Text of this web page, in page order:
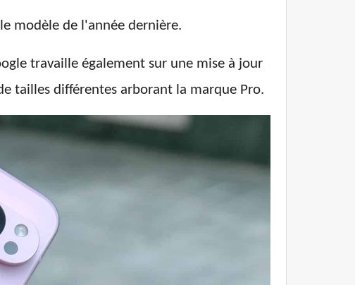
modèle de l'année dernière.
travaille également sur une mise à jour
tailles différentes arborant la marque Pro.